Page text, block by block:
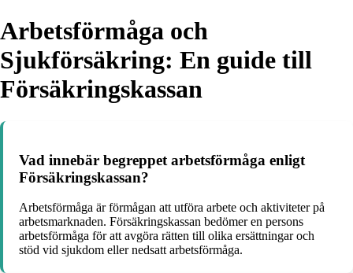
Arbetsförmåga och
Sjukförsäkring: En guide till
Försäkringskassan
Vad innebär begreppet arbetsförmåga enligt
Försäkringskassan?
Arbetsförmåga är förmågan att utföra arbete och aktiviteter på
arbetsmarknaden. Försäkringskassan bedömer en persons
arbetsförmåga för att avgöra rätten till olika ersättningar och
stöd vid sjukdom eller nedsatt arbetsförmåga.